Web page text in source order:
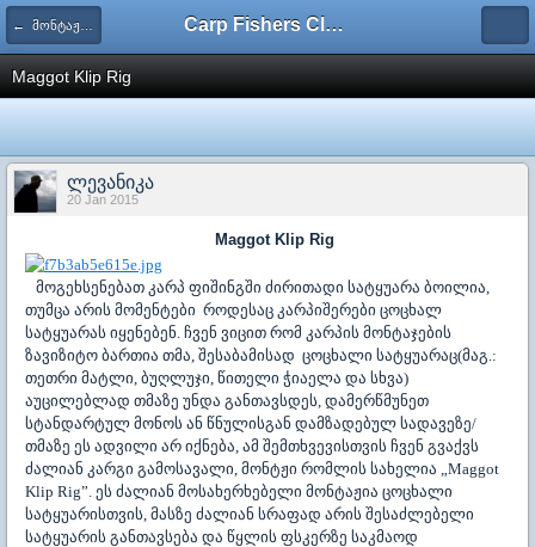
← მონტაჟები Carp Fishers Club Georgia
Maggot Klip Rig
ლევანიკა
20 Jan 2015
Maggot Klip Rig
მოგეხსენებათ კარპ ფიშინგში ძირითადი სატყუარა ბოილია,
თუმცა არის მომენტები როდესაც კარპიშერები ცოცხალ
სატყუარას იყენებენ. ჩვენ ვიცით რომ კარპის მონტაჯების
ზავიზიტო ბართია თმა, შესაბამისად ცოცხალი სატყუარაც(მაგ.:
თეთრი მატლი, ბუღლუჯი, წითელი ჭიაელა და სხვა)
აუცილებლად თმაზე უნდა განთავსდეს, დამერწმუნეთ
სტანდარტულ მონოს ან წნულისგან დამზადებულ სადავეზე/
თმაზე ეს ადვილი არ იქნება, ამ შემთხვევისთვის ჩვენ გვაქვს
ძალიან კარგი გამოსავალი, მონტჟი რომლის სახელია „ Maggot
Klip Rig”. ეს ძალიან მოსახერხებელი მონტაჟია ცოცხალი
სატყუარისთვის, მასზე ძალიან სრაფად არის შესაძლებელი
სატყუარის განთავსება და წყლის ფსკერზე საკმაოდ